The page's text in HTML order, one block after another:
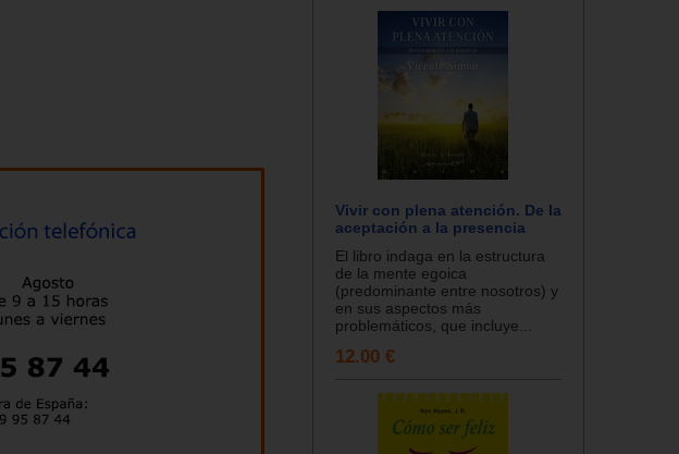
Vivir con plena atención. De la
aceptación a la presencia
El libro indaga en la estructura
de la mente egoica
(predominante entre nosotros) y
en sus aspectos más
problemáticos, que incluye...
12.00 €